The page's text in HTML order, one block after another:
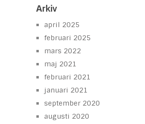
Arkiv
april 2025
februari 2025
mars 2022
maj 2021
februari 2021
januari 2021
september 2020
augusti 2020